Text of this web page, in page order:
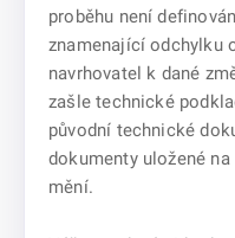
proběhu není
znamenající odchylku
navrhovatel k dané
zašle technické
původní technické
dokumenty uložené
mění.